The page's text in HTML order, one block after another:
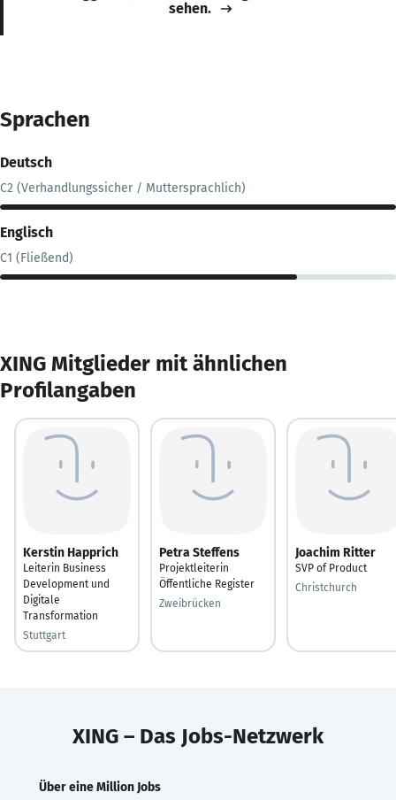
sehen.
Sprachen
Deutsch
C2 (Verhandlungssicher / Muttersprachlich)
Englisch
C1 (Fließend)
XING Mitglieder mit ähnlichen
Profilangaben
Kerstin Happrich
Leiterin Business
Development und
Digitale
Transformation
Stuttgart
Petra Steffens
Projektleiterin
Öffentliche Register
Zweibrücken
Joachim Ritter
SVP of Product
Christchurch
XING – Das Jobs-Netzwerk
Über eine Million Jobs